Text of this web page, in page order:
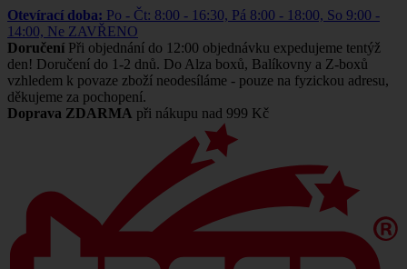
Otevírací doba: Po - Čt: 8:00 - 16:30, Pá 8:00 - 18:00, So 9:00 -
14:00, Ne ZAVŘENO
Doručení Při objednání do 12:00 objednávku expedujeme tentýž
den! Doručení do 1-2 dnů. Do Alza boxů, Balíkovny a Z-boxů
vzhledem k povaze zboží neodesíláme - pouze na fyzickou adresu,
děkujeme za pochopení.
Doprava ZDARMA při nákupu nad 999 Kč